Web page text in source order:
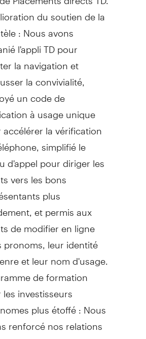
du soutien de la
: Nous avons
l'appli TD pour
la navigation et
la convivialité,
un code de
à usage unique
la vérification
simplifié le
d'appel pour diriger les
vers les bons
plus
et permis aux
de modifier en ligne
pronoms, leur identité
et leur nom d'usage.
de formation
investisseurs
plus étoffé : Nous
renforcé nos relations